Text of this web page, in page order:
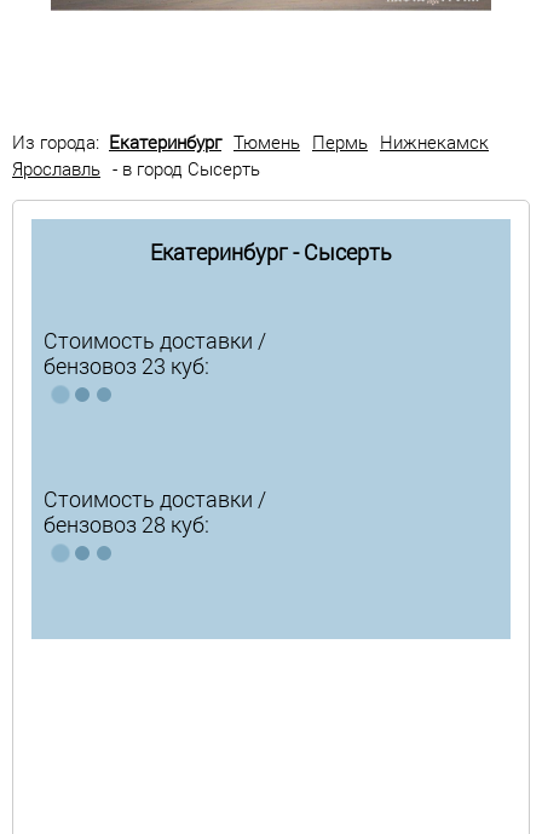
Из города: Екатеринбург Тюмень Пермь Нижнекамск
Ярославль - в город Сысерть
Екатеринбург - Сысерть
Стоимость доставки /
бензовоз 23 куб:
Стоимость доставки /
бензовоз 28 куб: